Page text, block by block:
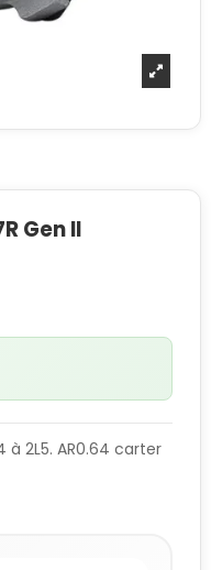
Gen II
à 2L5. AR0.64 carter